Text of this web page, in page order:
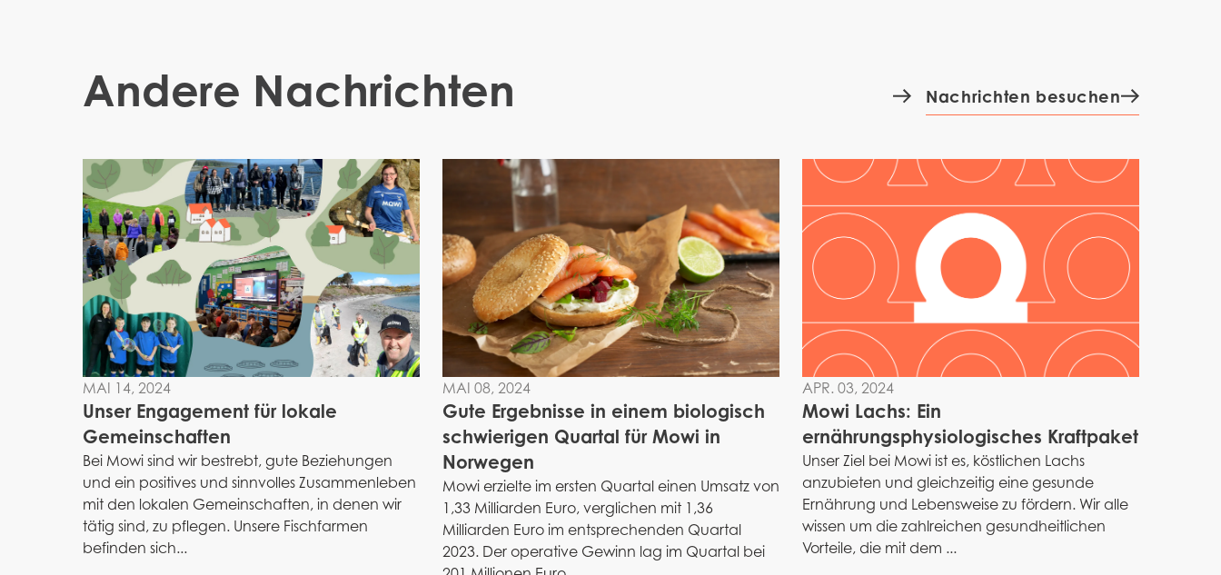
Andere Nachrichten Nachrichten besuchen
MAI 14, 2024
Unser Engagement für lokale
Gemeinschaften
Bei Mowi sind wir bestrebt, gute Beziehungen
und ein positives und sinnvolles Zusammenleben
mit den lokalen Gemeinschaften, in denen wir
tätig sind, zu pflegen. Unsere Fischfarmen
befinden sich...
MAI 08, 2024
Gute Ergebnisse in einem biologisch
schwierigen Quartal für Mowi in
Norwegen
Mowi erzielte im ersten Quartal einen Umsatz von
1,33 Milliarden Euro, verglichen mit 1,36
Milliarden Euro im entsprechenden Quartal
2023. Der operative Gewinn lag im Quartal bei
APR. 03, 2024
Mowi Lachs: Ein
ernährungsphysiologisches Kraftpaket
Unser Ziel bei Mowi ist es, köstlichen Lachs
anzubieten und gleichzeitig eine gesunde
Ernährung und Lebensweise zu fördern. Wir alle
wissen um die zahlreichen gesundheitlichen
Vorteile, die mit dem ...